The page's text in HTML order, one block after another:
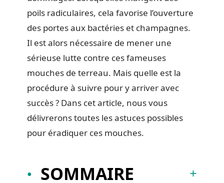
poils radiculaires, cela favorise l’ouverture
des portes aux bactéries et champagnes.
Il est alors nécessaire de mener une
sérieuse lutte contre ces fameuses
mouches de terreau. Mais quelle est la
procédure à suivre pour y arriver avec
succès ? Dans cet article, nous vous
délivrerons toutes les astuces possibles
pour éradiquer ces mouches.
SOMMAIRE